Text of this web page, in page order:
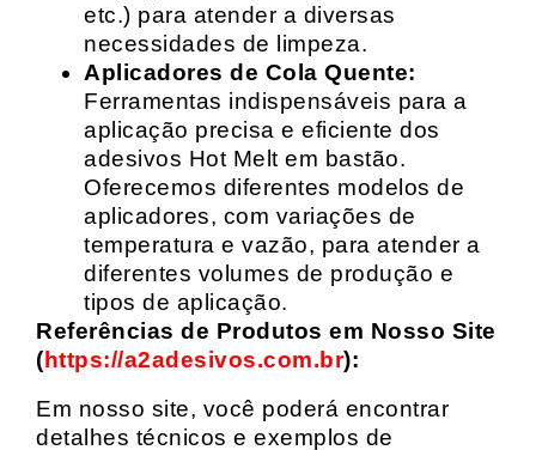
etc.) para atender a diversas
necessidades de limpeza.
Aplicadores de Cola Quente:
Ferramentas indispensáveis para a
aplicação precisa e eficiente dos
adesivos Hot Melt em bastão.
Oferecemos diferentes modelos de
aplicadores, com variações de
temperatura e vazão, para atender a
diferentes volumes de produção e
tipos de aplicação.
Referências de Produtos em Nosso Site
(https://a2adesivos.com.br):
Em nosso site, você poderá encontrar
detalhes técnicos e exemplos de